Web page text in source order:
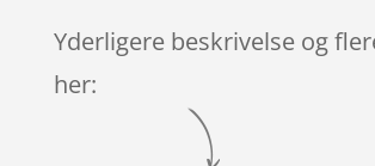
Yderligere beskrivelse og
her: